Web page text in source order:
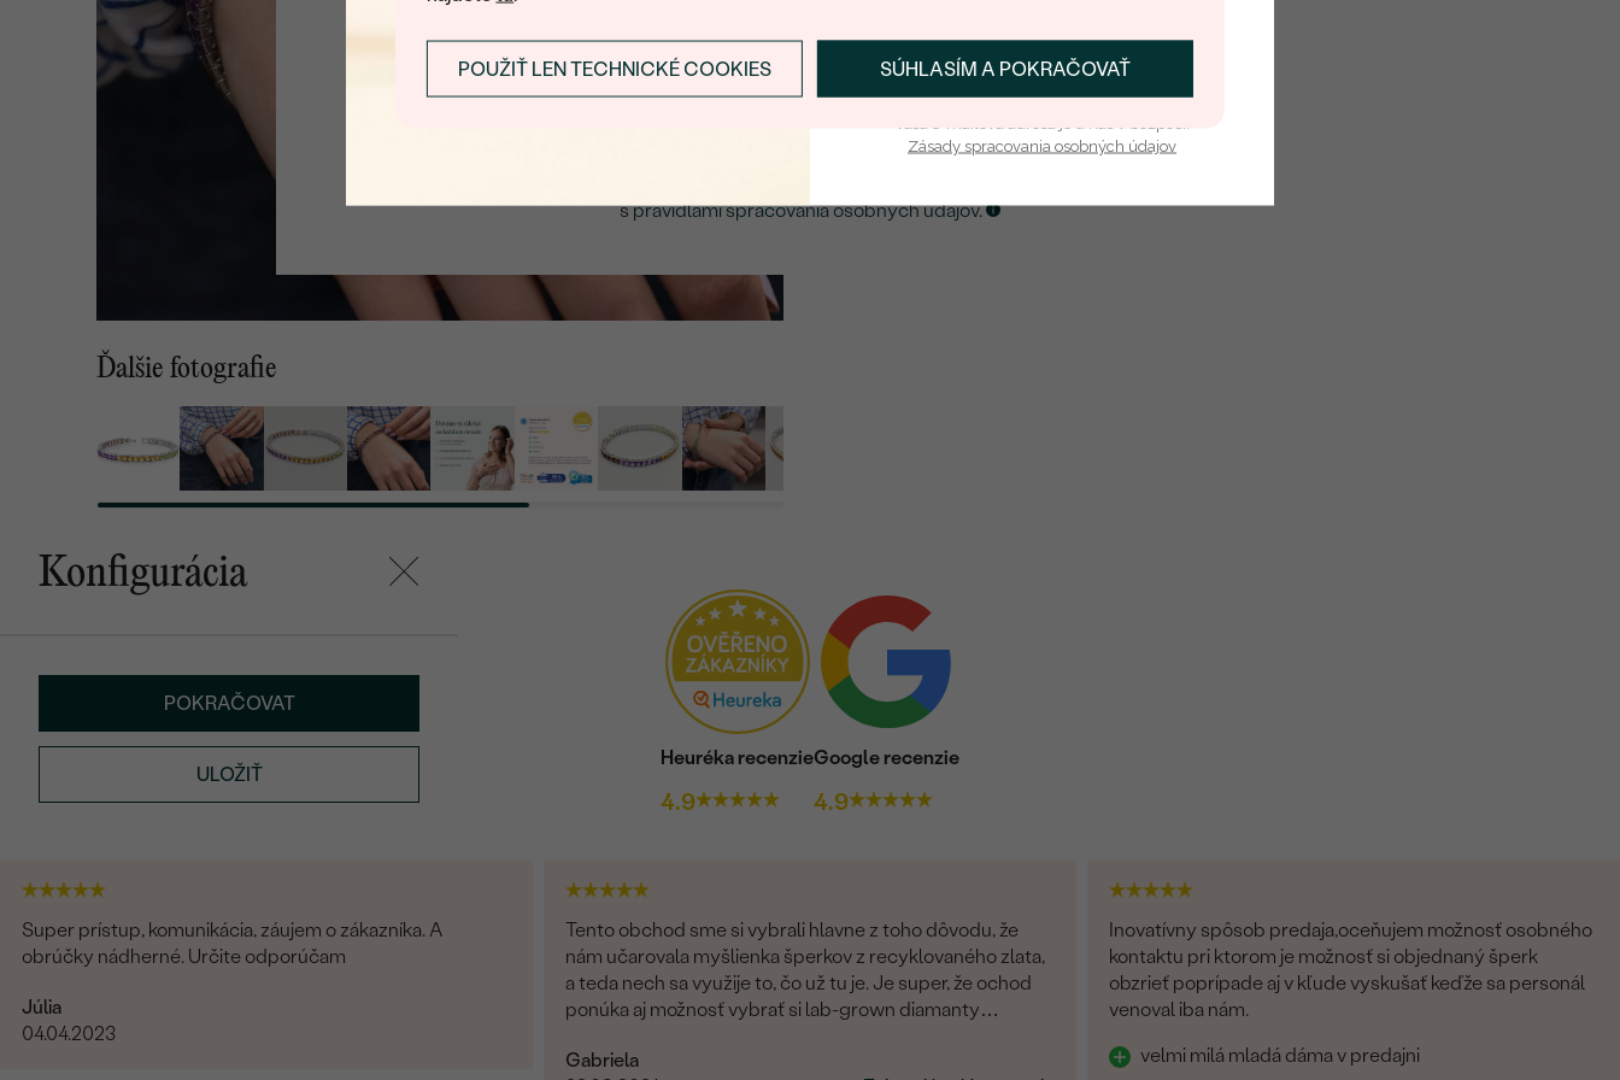
SÚHLASÍM A POKRAČOVAŤ
POUŽIŤ LEN TECHNICKÉ COOKIES
Ďalšie fotografie
POČET:
ROZMERY:
PÔVOD:
Konfigurácia
POKRAČOVAT
ULOŽIŤ
Heuréka recenzie
4.9
Google recenzie
4.9
Super prístup, komunikácia, záujem o zákazníka. A
obrúčky nádherné. Určite odporúčam
Júlia
04.04.2023
Tento obchod sme si vybrali hlavne z toho dôvodu, že
nám učarovala myšlienka šperkov z recyklovaného zlata,
a teda nech sa využije to, čo už tu je. Je super, že ochod
ponúka aj možnosť vybrať si lab-grown diamanty
Bratislave, môžem len odporúčať. Pani Marianna bola
Gabriela
Inovatívny spôsob predaja,oceňujem možnosť osobného
kontaktu pri ktorom je možnosť si objednaný šperk
obzrieť poprípade aj v kľude vyskušať keďže sa personál
venoval iba nám.
velmi milá mladá dáma v predajni
ZASLAŤ UPOZORNENIE NA TENTO
spravidlami spracovania osobných údajov.
Prihlásiť sa a získať zľavu
Zásady spracovania osobných údajov